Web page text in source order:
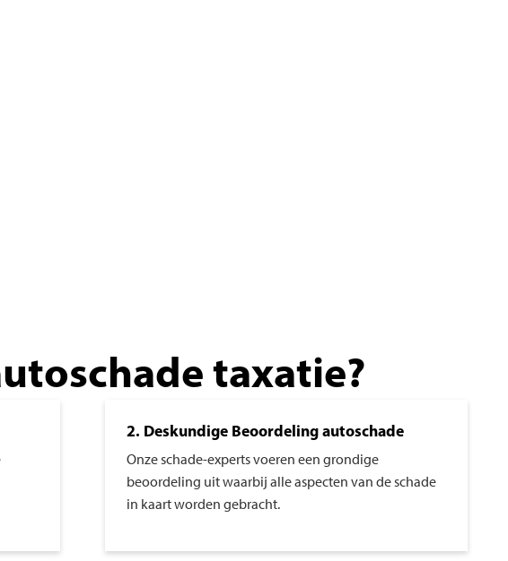
taxatie?
2. Deskundige Beoordeling autoschade
Onze schade-experts voeren een grondige
beoordeling uit waarbij alle aspecten van de schade
in kaart worden gebracht.